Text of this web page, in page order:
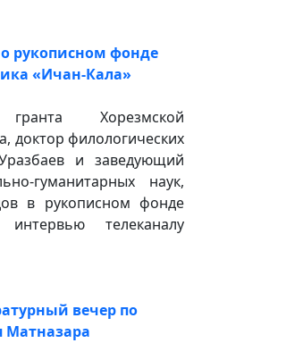
рукописном фонде
«Ичан-Кала»
гранта Хорезмской
доктор филологических
и заведующий
гуманитарных наук,
в рукописном фонде
интервью телеканалу
вечер по
Матназара